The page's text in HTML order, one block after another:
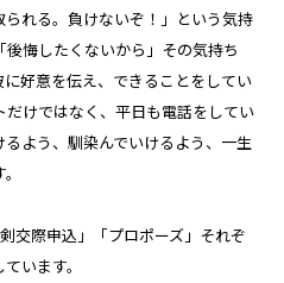
れる。負けないぞ！」という気持
悔したくないから」その気持ち
好意を伝え、できることをしてい
けではなく、平日も電話をしてい
よう、馴染んでいけるよう、一生
交際申込」「プロポーズ」それぞ
います。